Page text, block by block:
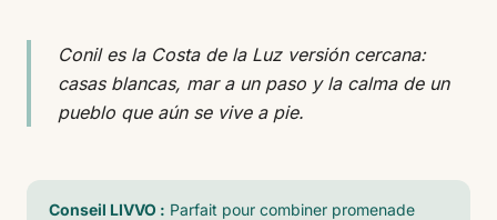
Conil es la Costa de la Luz versión cercana:
casas blancas, mar a un paso y la calma de un
pueblo que aún se vive a pie.
Conseil LIVVO : Parfait pour combiner promenade